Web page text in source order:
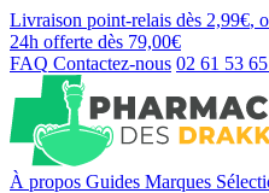
Livraison point-relais dès 2,99€,
24h offerte dès 79,00€
FAQ Contactez-nous 02 61 53
À propos Guides Marques